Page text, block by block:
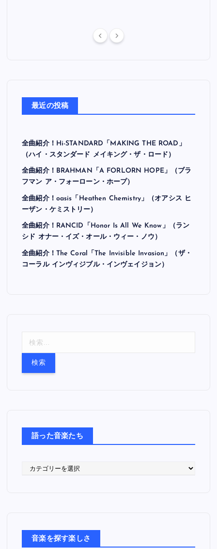
最近の投稿
全曲紹介！Hi-STANDARD「MAKING THE ROAD」
（ハイ・スタンダード メイキング・ザ・ロード）
全曲紹介！BRAHMAN「A FORLORN HOPE」（ブラ
フマン ア・フォーローン・ホープ）
全曲紹介！oasis「Heathen Chemistry」（オアシス ヒ
ーザン・ケミストリー）
全曲紹介！RANCID「Honor Is All We Know」（ラン
シド オナー・イズ・オール・ウィー・ノウ）
全曲紹介！The Coral「The Invisible Invasion」（ザ・
コーラル インヴィジブル・インヴェイジョン）
語った音楽たち
音楽を探す楽しさ